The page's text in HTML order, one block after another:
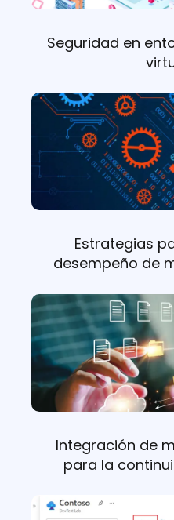
Seguridad en
Estrategias
desempeño de
Integración de
para la